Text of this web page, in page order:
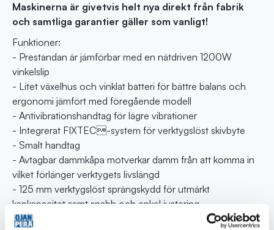
Maskinerna är givetvis helt nya direkt från fabrik
och samtliga garantier gäller som vanligt!
Funktioner:
- Prestandan är jämförbar med en nätdriven 1200W
vinkelslip
- Litet växelhus och vinklat batteri för bättre balans och
ergonomi jämfört med föregående modell
- Antivibrationshandtag för lägre vibrationer
- Integrerat FIXTEC-system för verktygslöst skivbyte
- Smalt handtag
- Avtagbar dammkåpa motverkar damm från att komma in
vilket förlänger verktygets livslängd
- 125 mm verktygslöst sprängskydd för utmärkt
kapkapacitet samt snabb och enkel justering
- " Line lock-out"-funktion som förhindrar automatisk start